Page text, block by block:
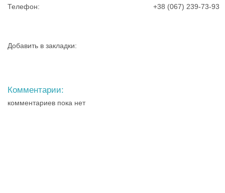
Телефон:
+38 (067) 239-73-93
Добавить в закладки:
Комментарии:
комментариев пока нет